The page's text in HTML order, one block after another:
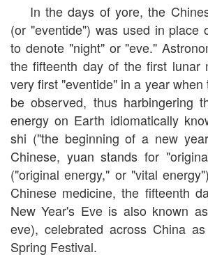
In the days of yore, the
(or "eventide") was used in place
to denote "night" or "eve."
the fifteenth day of the first lunar
very first "eventide" in a year when
be observed, thus harbingering
energy on Earth idiomatically
shi ("the beginning of a new
Chinese, yuan stands for
("original energy," or "vital
Chinese medicine, the fifteenth
New Year's Eve is also known
eve), celebrated across China
Spring Festival.